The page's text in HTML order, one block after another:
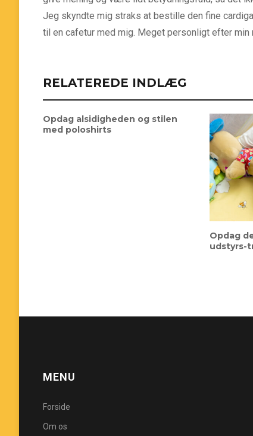
Jeg skyndte mig straks at bestille den fine
til en cafetur med mig. Meget personligt efter min
RELATEREDE INDLÆG
Opdag alsidigheden og stilen
med poloshirts
Opdag
udstyrs-
MENU
Forside
Om os